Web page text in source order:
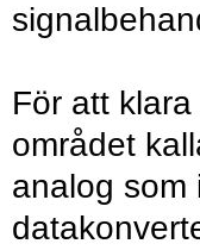
För att
området
analog som